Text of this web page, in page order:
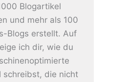
Blogartikel
und mehr als 100
Blogs erstellt. Auf
ich dir, wie du
schreibst, die nicht